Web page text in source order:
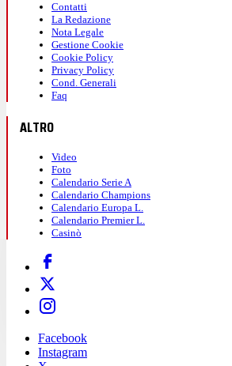
Contatti
La Redazione
Nota Legale
Gestione Cookie
Cookie Policy
Privacy Policy
Cond. Generali
Faq
ALTRO
Video
Foto
Calendario Serie A
Calendario Champions
Calendario Europa L.
Calendario Premier L.
Casinò
Facebook
Instagram